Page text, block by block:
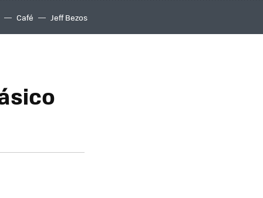
Café Jeff Bezos